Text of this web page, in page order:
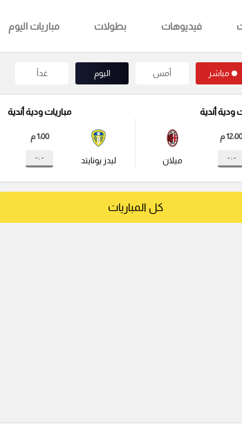
فيديوهات بطولات مباريات اليوم
مباشر أمس اليوم غداً
ودية أندية
م
- : - ميلان
مباريات ودية أندية
ليدز يونايتد
1:00 م
- : -
كل المباريات